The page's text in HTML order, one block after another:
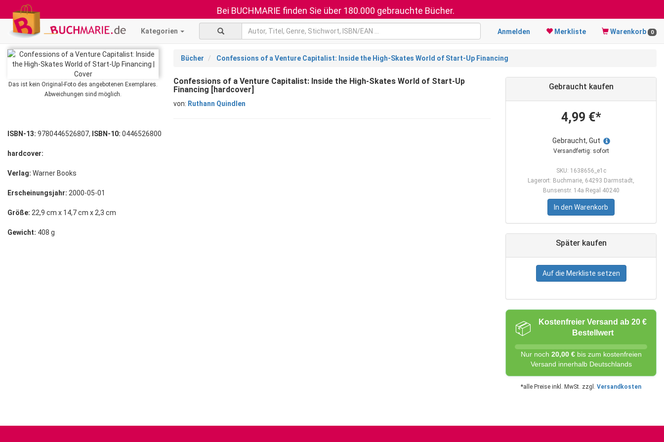
Bei BUCHMARIE finden Sie über 180.000 gebrauchte Bücher.
Kategorien Anmelden Merkliste Warenkorb 0
Das ist kein Original-Foto des angebotenen Exemplares.
Abweichungen sind möglich.
Bücher Confessions of a Venture Capitalist: Inside the High-Skates World of Start-Up Financing
Confessions of a Venture Capitalist: Inside the High-Skates World of Start-Up
Financing [hardcover]
von: Ruthann Quindlen
Gebraucht kaufen
4,99 €*
Gebraucht, Gut
Versandfertig: sofort
SKU: 1638656_e1c
Lagerort: Buchmarie, 64293 Darmstadt,
Bunsenstr. 14a Regal 40240
In den Warenkorb
Später kaufen
Auf die Merkliste setzen
📦
Kostenfreier Versand ab 20 €
Bestellwert
Nur noch 20,00 €bis zum kostenfreien
Versand innerhalb Deutschlands
*alle Preise inkl. MwSt. zzgl. Versandkosten
ISBN-13: 9780446526807, ISBN-10: 0446526800
hardcover:
Verlag: Warner Books
Erscheinungsjahr: 2000-05-01
Größe: 22,9 cm x 14,7 cm x 2,3 cm
Gewicht: 408 g